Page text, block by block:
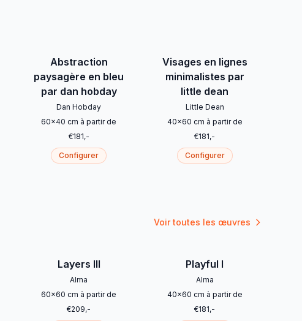
Abstraction
paysagère en bleu
par dan hobday
Dan Hobday
60x40 cm à partir de
€181,-
Configurer
Visages en lignes
minimalistes par
little dean
Little Dean
40x60 cm à partir de
€181,-
Configurer
Voir toutes les œuvres
Layers III
Alma
60x60 cm à partir de
€209,-
Playful I
Alma
40x60 cm à partir de
€181,-